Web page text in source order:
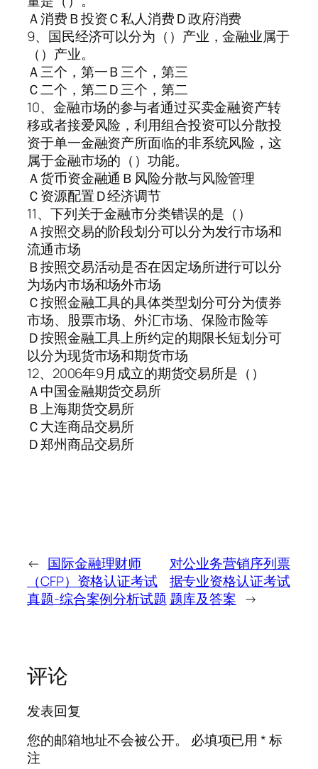
Ａ消费Ｂ投资Ｃ私人消费Ｄ政府消费
9、国民经济可以分为（）产业，金融业属于
（）产业。
Ａ三个，第一Ｂ三个，第三
Ｃ二个，第二Ｄ三个，第二
10、金融市场的参与者通过买卖金融资产转
移或者接爱风险，利用组合投资可以分散投
资于单一金融资产所面临的非系统风险，这
属于金融市场的（）功能。
Ａ货币资金融通Ｂ风险分散与风险管理
Ｃ资源配置Ｄ经济调节
11、下列关于金融市分类错误的是（）
Ａ按照交易的阶段划分可以分为发行市场和
流通市场
Ｂ按照交易活动是否在因定场所进行可以分
为场内市场和场外市场
Ｃ按照金融工具的具体类型划分可分为债券
市场、股票市场、外汇市场、保险市险等
Ｄ按照金融工具上所约定的期限长短划分可
以分为现货市场和期货市场
12、2006年9月成立的期货交易所是（）
Ａ中国金融期货交易所
Ｂ上海期货交易所
Ｃ大连商品交易所
Ｄ郑州商品交易所
← 国际金融理财师
（CFP）资格认证考试
真题-综合案例分析试题
对公业务营销序列票
据专业资格认证考试
题库及答案 →
评论
发表回复
您的邮箱地址不会被公开。
必填项已用*标
注